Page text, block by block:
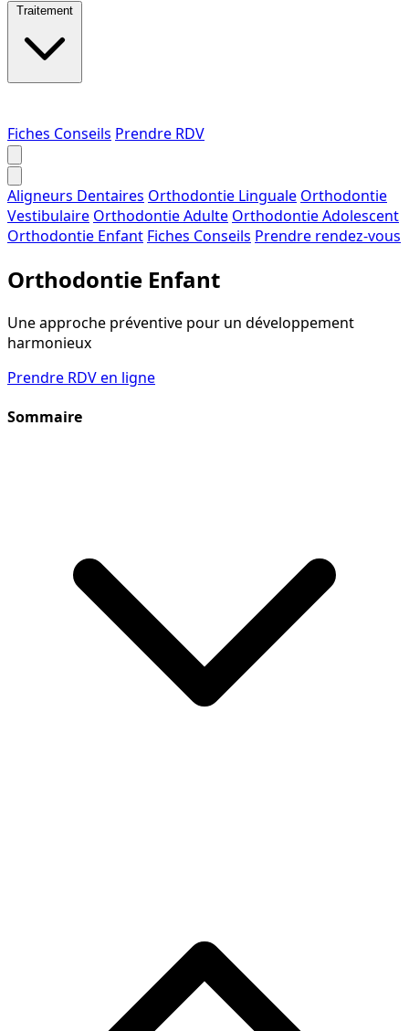
Fiches Conseils Prendre RDV
Aligneurs Dentaires Orthodontie Linguale Orthodontie
Vestibulaire Orthodontie Adulte Orthodontie Adolescent
Orthodontie Enfant Fiches Conseils Prendre rendez-vous
Orthodontie Enfant
Une approche préventive pour un développement
harmonieux
Prendre RDV en ligne
Sommaire